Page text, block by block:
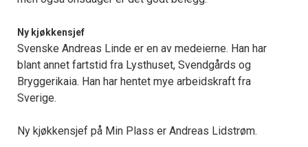
Ny kjøkkensjef
Svenske Andreas Linde er en av medeierne. Han har
blant annet fartstid fra Lysthuset, Svendgårds og
Bryggerikaia. Han har hentet mye arbeidskraft fra
Sverige.
Ny kjøkkensjef på Min Plass er Andreas Lidstrøm.